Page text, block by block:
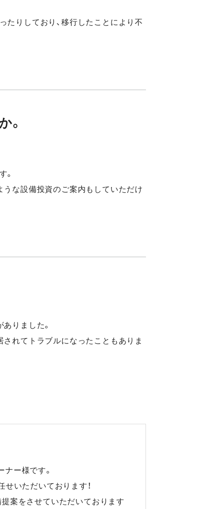
たりしており、移行したことにより不
。
。
うな設備投資のご案内もしていただけ
りました。
されてトラブルになったこともありま
ー様です。
せいただいております！
案をさせていただいております